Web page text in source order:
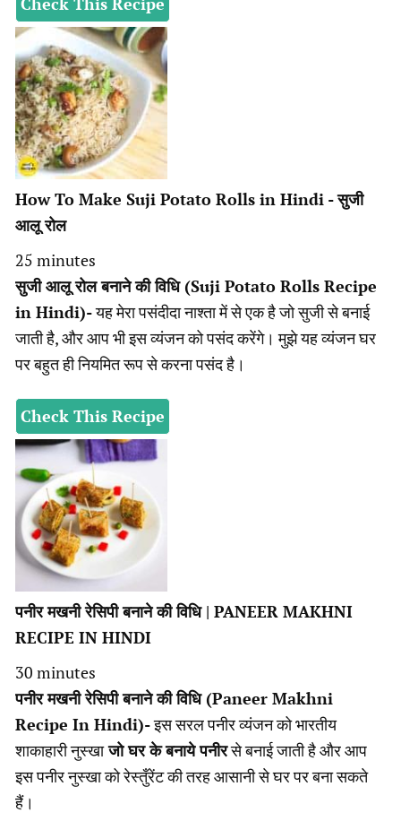
How To Make Suji Potato Rolls in Hindi - सुजी
आलू रोल
25 minutes
minutes
सुजी आलू रोल बनाने की विधि (Suji Potato Rolls Recipe
in Hindi)-यह मेरा पसंदीदा नाश्ता में से एक है जो सुजी से बनाई
जाती है, और आप भी इस व्यंजन को पसंद करेंगे। मुझे यह व्यंजन घर
पर बहुत ही नियमित रूप से करना पसंद है।
Check This Recipe
पनीर मखनी रेसिपी बनाने की विधि | PANEER MAKHNI
RECIPE IN HINDI
30 minutes
minutes
पनीर मखनी रेसिपी बनाने की विधि (Paneer Makhni
Recipe In Hindi)-इस सरल पनीर व्यंजन को भारतीय
शाकाहारी नुस्खाजो घर के बनाये पनीरसे बनाई जाती है और आप
इस पनीर नुस्खा को रेस्तुँरेंट की तरह आसानी से घर पर बना सकते
हैं।